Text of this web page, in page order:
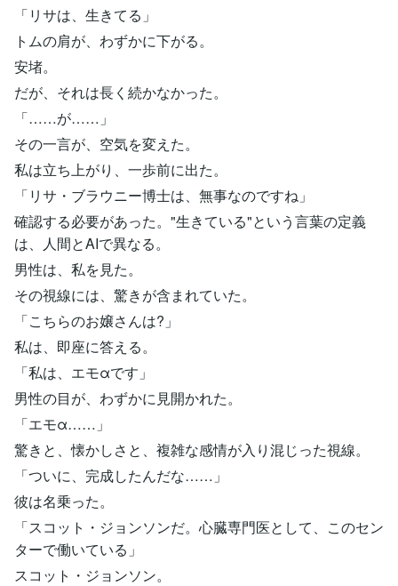
「リサは、生きてる」
トムの肩が、わずかに下がる。
安堵。
だが、それは長く続かなかった。
「……が……」
その一言が、空気を変えた。
私は立ち上がり、一歩前に出た。
「リサ・ブラウニー博士は、無事なのですね」
確認する必要があった。"生きている"という言葉の定義
は、人間とAIで異なる。
男性は、私を見た。
その視線には、驚きが含まれていた。
「こちらのお嬢さんは?」
私は、即座に答える。
「私は、エモαです」
男性の目が、わずかに見開かれた。
「エモα……」
驚きと、懐かしさと、複雑な感情が入り混じった視線。
「ついに、完成したんだな……」
彼は名乗った。
「スコット・ジョンソンだ。心臓専門医として、このセン
ターで働いている」
スコット・ジョンソン。